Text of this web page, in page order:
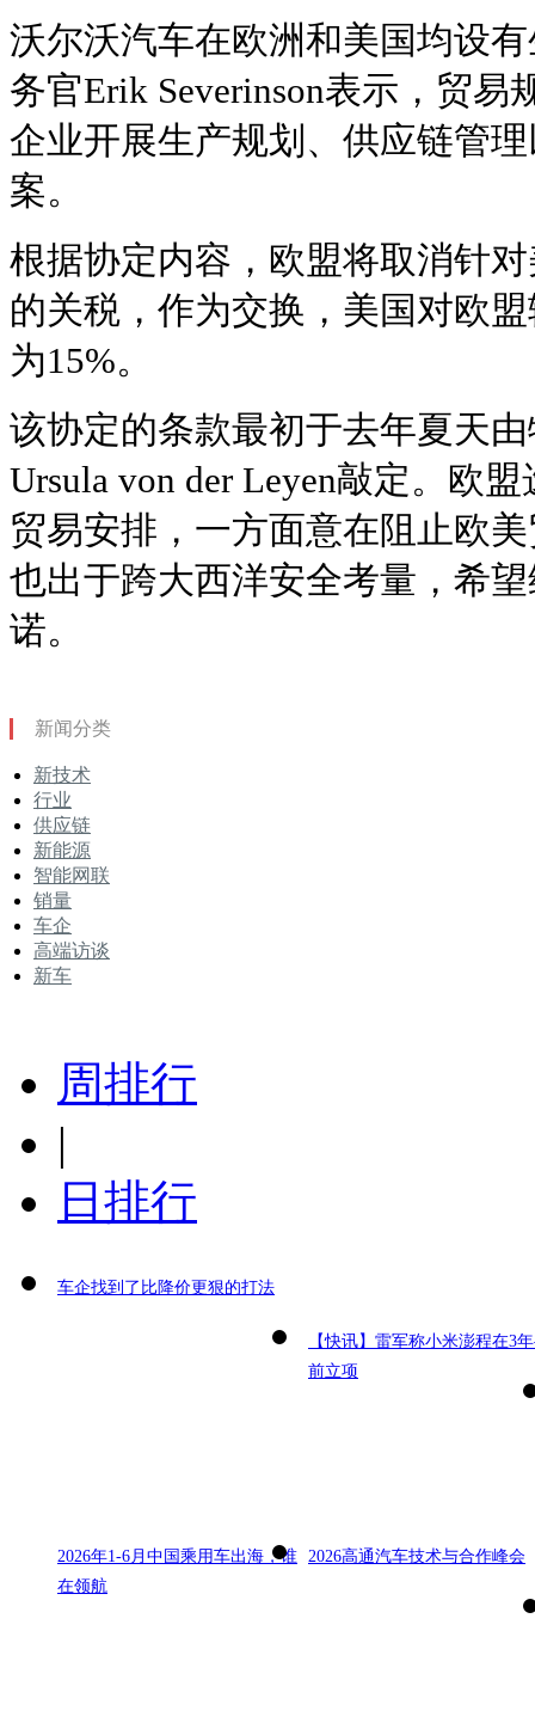
沃尔沃汽车在欧洲和美国均设
务官Erik Severinson表示，贸
企业开展生产规划、供应链管
案。
根据协定内容，欧盟将取消针
的关税，作为交换，美国对欧
为15%。
该协定的条款最初于去年夏天
Ursula von der Leyen敲定。欧
贸易安排，一方面意在阻止欧
也出于跨大西洋安全考量，希
诺。
新闻分类
新技术
行业
供应链
新能源
智能网联
销量
车企
高端访谈
新车
周排行
|
日排行
车企找到了比降价更狠的打法
【快讯】雷军称小米澎程在3
前立项
2026年1-6月中国乘用车出海，谁
在领航
2026高通汽车技术与合作峰会